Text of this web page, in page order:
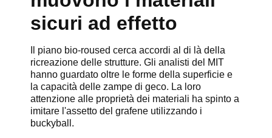
sicuri ad effetto
Il piano bio-roused cerca accordi al di là della
ricreazione delle strutture. Gli analisti del MIT
hanno guardato oltre le forme della superficie e
la capacità delle zampe di geco. La loro
attenzione alle proprietà dei materiali ha spinto a
imitare l'assetto del grafene utilizzando i
buckyball.